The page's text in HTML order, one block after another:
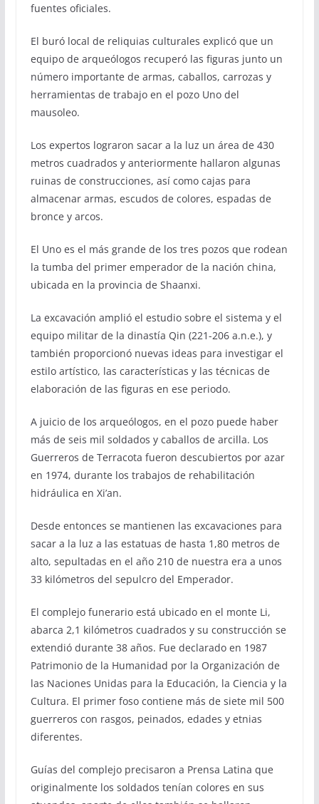
fuentes oficiales.
El buró local de reliquias culturales explicó que un
equipo de arqueólogos recuperó las figuras junto un
número importante de armas, caballos, carrozas y
herramientas de trabajo en el pozo Uno del
mausoleo.
Los expertos lograron sacar a la luz un área de 430
metros cuadrados y anteriormente hallaron algunas
ruinas de construcciones, así como cajas para
almacenar armas, escudos de colores, espadas de
bronce y arcos.
El Uno es el más grande de los tres pozos que rodean
la tumba del primer emperador de la nación china,
ubicada en la provincia de Shaanxi.
La excavación amplió el estudio sobre el sistema y el
equipo militar de la dinastía Qin (221-206 a.n.e.), y
también proporcionó nuevas ideas para investigar el
estilo artístico, las características y las técnicas de
elaboración de las figuras en ese periodo.
A juicio de los arqueólogos, en el pozo puede haber
más de seis mil soldados y caballos de arcilla. Los
Guerreros de Terracota fueron descubiertos por azar
en 1974, durante los trabajos de rehabilitación
hidráulica en Xi’an.
Desde entonces se mantienen las excavaciones para
sacar a la luz a las estatuas de hasta 1,80 metros de
alto, sepultadas en el año 210 de nuestra era a unos
33 kilómetros del sepulcro del Emperador.
El complejo funerario está ubicado en el monte Li,
abarca 2,1 kilómetros cuadrados y su construcción se
extendió durante 38 años. Fue declarado en 1987
Patrimonio de la Humanidad por la Organización de
las Naciones Unidas para la Educación, la Ciencia y la
Cultura. El primer foso contiene más de siete mil 500
guerreros con rasgos, peinados, edades y etnias
diferentes.
Guías del complejo precisaron a Prensa Latina que
originalmente los soldados tenían colores en sus